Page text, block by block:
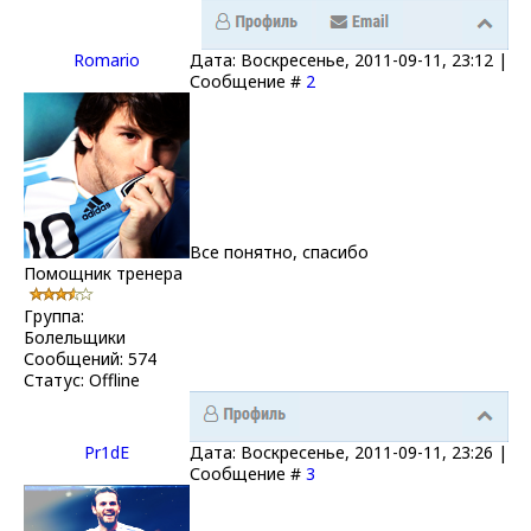
Romario
Дата: Воскресенье, 2011-09-11, 23:12 |
Сообщение # 2
Помощник тренера
Группа:
Болельщики
Сообщений: 574
Статус: Offline
Все понятно, спасибо
Pr1dE
Дата: Воскресенье, 2011-09-11, 23:26 |
Сообщение # 3